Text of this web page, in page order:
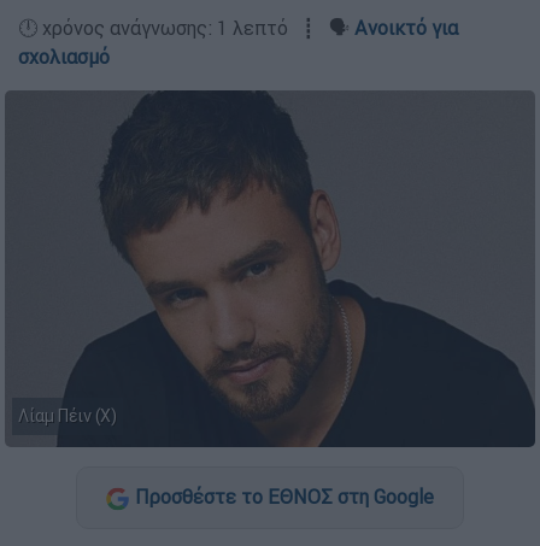
🕛 χρόνος ανάγνωσης: 1 λεπτό ┋ 🗣️ Ανοικτό για
σχολιασμό
Λίαμ Πέιν (X)
Προσθέστε το ΕΘΝΟΣ στη Google